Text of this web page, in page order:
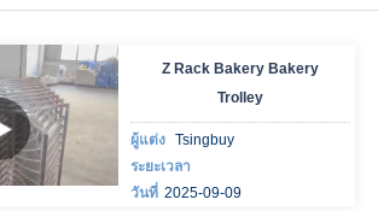
Z Rack Bakery Bakery
Trolley
ผู้แต่ง Tsingbuy
ระยะเวลา
วันที่ 2025-09-09